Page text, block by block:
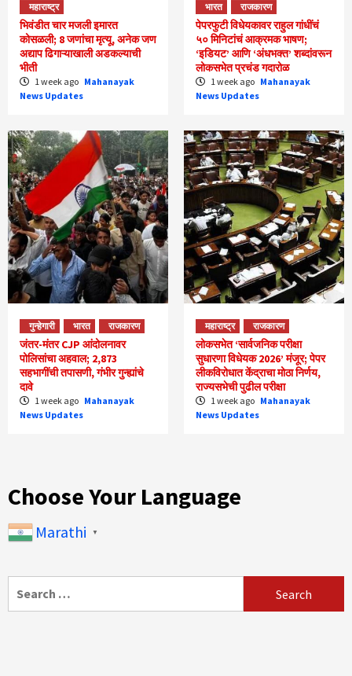
महाराष्ट्र
भिवंडीत चार मजली इमारत
कोसळली; 8 जणांचा मृत्यू, अनेक जण
अद्याप ढिगाऱ्याखाली अडकल्याची
भीती
1 week ago Mahanayak
News Updates
भारत राजकारण
पेपरफुटी विधेयकावर राहुल गांधींचं
५० मिनिटांचं आक्रमक भाषण;
‘इडियट’ आणि ‘अंधभक्त’ शब्दांवरून
लोकसभेत प्रचंड गदारोळ
1 week ago Mahanayak
News Updates
गुन्हेगारी भारत राजकारण
जंतर-मंतर CJP आंदोलनावर
पोलिसांचा अहवाल; 2,873
सहभागींची तपासणी, गंभीर गुन्ह्यांचे
दावे
1 week ago Mahanayak
News Updates
महाराष्ट्र राजकारण
लोकसभेत ‘सार्वजनिक परीक्षा
सुधारणा विधेयक 2026’ मंजूर; पेपर
लीकविरोधात केंद्राचा मोठा निर्णय,
राज्यसभेची पुढील परीक्षा
1 week ago Mahanayak
News Updates
Choose Your Language
Marathi ▼